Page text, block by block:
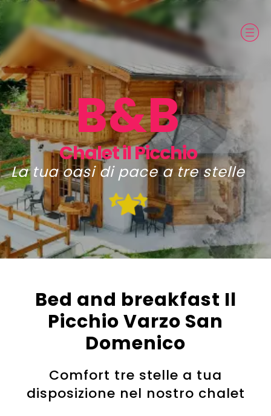
B&B
Chalet il Picchio
La tua oasi di pace a tre stelle
Bed and breakfast Il
Picchio Varzo San
Domenico
Comfort tre stelle a tua
disposizione nel nostro chalet